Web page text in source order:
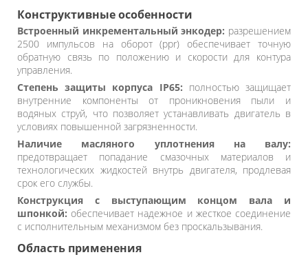
Конструктивные особенности
Встроенный инкрементальный энкодер: разрешением
2500 импульсов на оборот (ppr) обеспечивает точную
обратную связь по положению и скорости для контура
управления.
Степень защиты корпуса IP65: полностью защищает
внутренние компоненты от проникновения пыли и
водяных струй, что позволяет устанавливать двигатель в
условиях повышенной загрязненности.
Наличие масляного уплотнения на валу:
предотвращает попадание смазочных материалов и
технологических жидкостей внутрь двигателя, продлевая
срок его службы.
Конструкция с выступающим концом вала и
шпонкой: обеспечивает надежное и жесткое соединение
с исполнительным механизмом без проскальзывания.
Область применения